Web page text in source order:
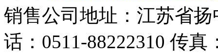
销售公司地址：江苏省
话：0511-88222310 传真